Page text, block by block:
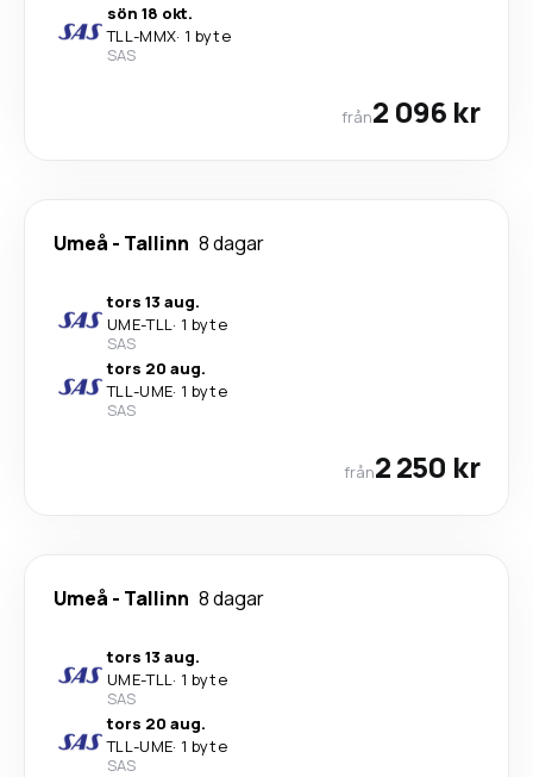
sön 18 okt.
TLL-MMX· 1 byte
SAS
från2 096 kr
Umeå - Tallinn 8 dagar
tors 13 aug.
UME-TLL· 1 byte
SAS
tors 20 aug.
TLL-UME· 1 byte
SAS
från2 250 kr
Umeå - Tallinn 8 dagar
tors 13 aug.
UME-TLL· 1 byte
SAS
tors 20 aug.
TLL-UME· 1 byte
SAS